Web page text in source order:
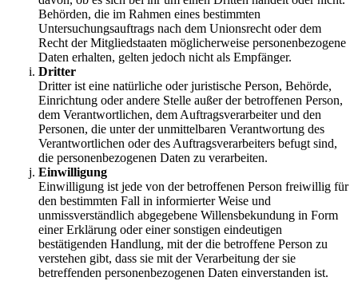
Behörden, die im Rahmen eines bestimmten
Untersuchungsauftrags nach dem Unionsrecht oder dem
Recht der Mitgliedstaaten möglicherweise personenbezogene
Daten erhalten, gelten jedoch nicht als Empfänger.
Dritter
Dritter ist eine natürliche oder juristische Person, Behörde,
Einrichtung oder andere Stelle außer der betroffenen Person,
dem Verantwortlichen, dem Auftragsverarbeiter und den
Personen, die unter der unmittelbaren Verantwortung des
Verantwortlichen oder des Auftragsverarbeiters befugt sind,
die personenbezogenen Daten zu verarbeiten.
Einwilligung
Einwilligung ist jede von der betroffenen Person freiwillig für
den bestimmten Fall in informierter Weise und
unmissverständlich abgegebene Willensbekundung in Form
einer Erklärung oder einer sonstigen eindeutigen
bestätigenden Handlung, mit der die betroffene Person zu
verstehen gibt, dass sie mit der Verarbeitung der sie
betreffenden personenbezogenen Daten einverstanden ist.